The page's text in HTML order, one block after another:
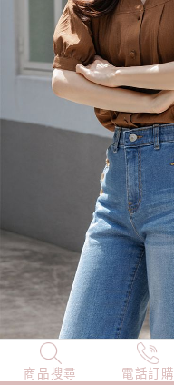
商品搜尋 電話訂購
NEW 店長精選